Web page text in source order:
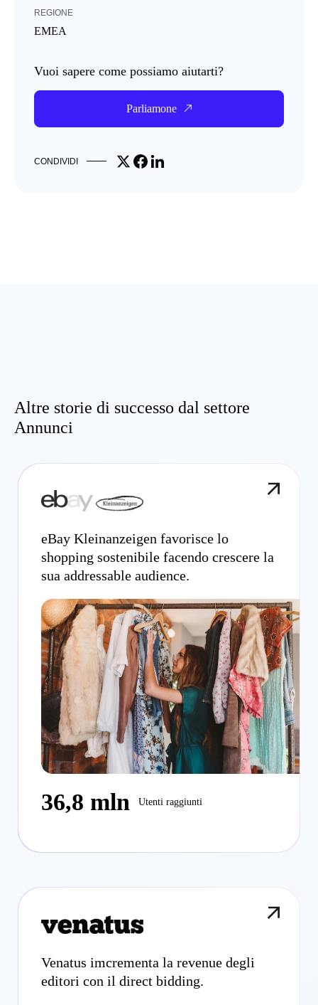
REGIONE
EMEA
Vuoi sapere come possiamo aiutarti?
Parliamone
CONDIVIDI Share on X
Share on Facebook
Share on LinkedIn
Altre storie di successo dal settore
Annunci
eBay Kleinanzeigen favorisce lo
shopping sostenibile facendo crescere la
sua addressable audience.
36,8 mln Utenti raggiunti
Venatus imcrementa la revenue degli
editori con il direct bidding.